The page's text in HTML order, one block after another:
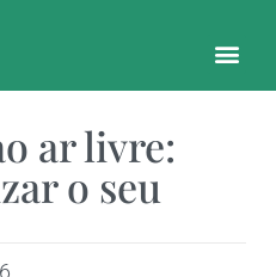
ar livre:
o seu